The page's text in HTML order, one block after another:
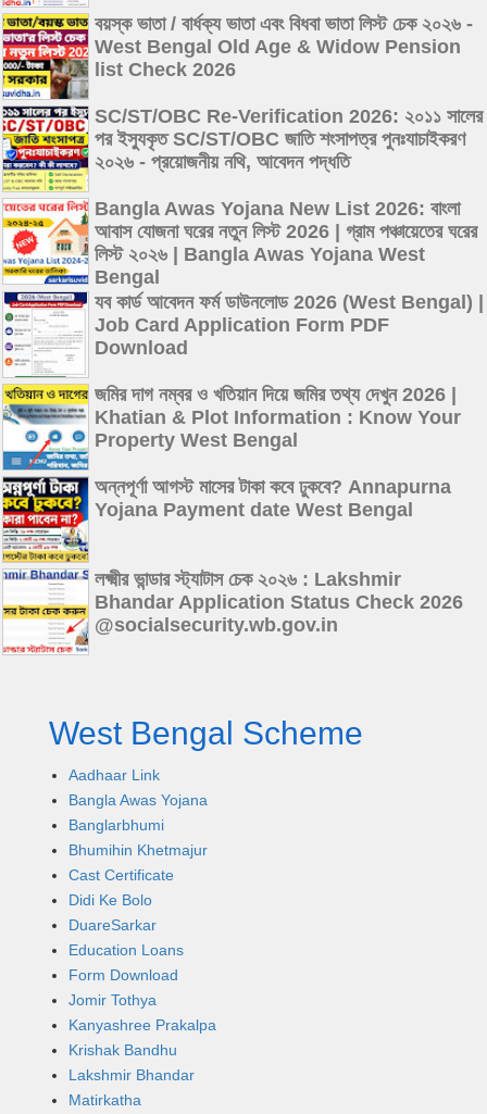
বয়স্ক ভাতা / বার্ধক্য ভাতা এবং বিধবা ভাতা লিস্ট চেক ২০২৬ -
West Bengal Old Age & Widow Pension
list Check 2026
SC/ST/OBC Re-Verification 2026: ২০১১ সালের
পর ইস্যুকৃত SC/ST/OBC জাতি শংসাপত্র পুনঃযাচাইকরণ
২০২৬ - প্রয়োজনীয় নথি, আবেদন পদ্ধতি
Bangla Awas Yojana New List 2026: বাংলা
আবাস যোজনা ঘরের নতুন লিস্ট 2026 | গ্রাম পঞ্চায়েতের ঘরের
লিস্ট ২০২৬ | Bangla Awas Yojana West
Bengal
যব কার্ড আবেদন ফর্ম ডাউনলোড 2026 (West Bengal) |
Job Card Application Form PDF
Download
জমির দাগ নম্বর ও খতিয়ান দিয়ে জমির তথ্য দেখুন 2026 |
Khatian & Plot Information : Know Your
Property West Bengal
অন্নপূর্ণা আগস্ট মাসের টাকা কবে ঢুকবে? Annapurna
Yojana Payment date West Bengal
লক্ষ্মীর ভান্ডার স্ট্যাটাস চেক ২০২৬ : Lakshmir
Bhandar Application Status Check 2026
@socialsecurity.wb.gov.in
West Bengal Scheme
Aadhaar Link
Bangla Awas Yojana
Banglarbhumi
Bhumihin Khetmajur
Cast Certificate
Didi Ke Bolo
DuareSarkar
Education Loans
Form Download
Jomir Tothya
Kanyashree Prakalpa
Krishak Bandhu
Lakshmir Bhandar
Matirkatha